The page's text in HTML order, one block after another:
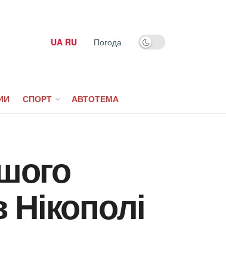
UA RU Погода
СПОРТ АВТОТЕМА